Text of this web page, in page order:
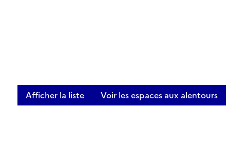
Afficher la liste Voir les espaces aux alentours